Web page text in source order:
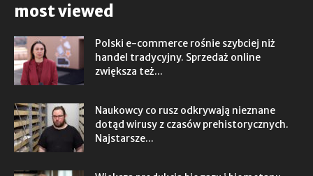
most viewed
Polski e-commerce rośnie szybciej niż
handel tradycyjny. Sprzedaż online
zwiększa też...
Naukowcy co rusz odkrywają nieznane
dotąd wirusy z czasów prehistorycznych.
Najstarsze...